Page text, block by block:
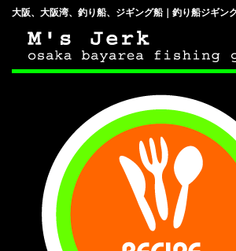
大阪、大阪湾、釣り船、ジギング船｜釣り船ジギン